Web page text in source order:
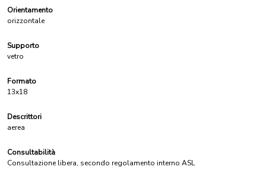
Orientamento
orizzontale
Supporto
vetro
Formato
13x18
Descrittori
aerea
Consultabilità
Consultazione libera, secondo regolamento interno ASL